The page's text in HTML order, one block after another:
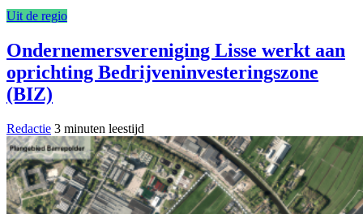
Uit de regio
Ondernemersvereniging Lisse werkt aan
oprichting Bedrijveninvesteringszone
(BIZ)
Redactie 3 minuten leestijd